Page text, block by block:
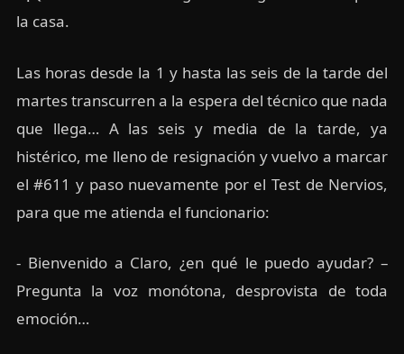
la casa.
Las horas desde la 1 y hasta las seis de la tarde del
martes transcurren a la espera del técnico que nada
que llega… A las seis y media de la tarde, ya
histérico, me lleno de resignación y vuelvo a marcar
el #611 y paso nuevamente por el Test de Nervios,
para que me atienda el funcionario:
- Bienvenido a Claro, ¿en qué le puedo ayudar? –
Pregunta la voz monótona, desprovista de toda
emoción…